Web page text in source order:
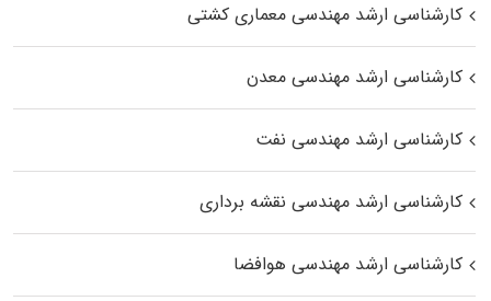
کارشناسی ارشد مهندسی معماری کشتی
کارشناسی ارشد مهندسی معدن
کارشناسی ارشد مهندسی نفت
کارشناسی ارشد مهندسی نقشه برداری
کارشناسی ارشد مهندسی هوافضا